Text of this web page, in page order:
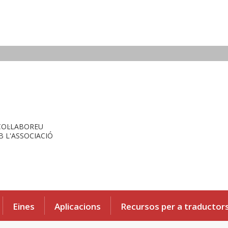
L'ASSOCIACIÓ
Eines Aplicacions Recursos per a